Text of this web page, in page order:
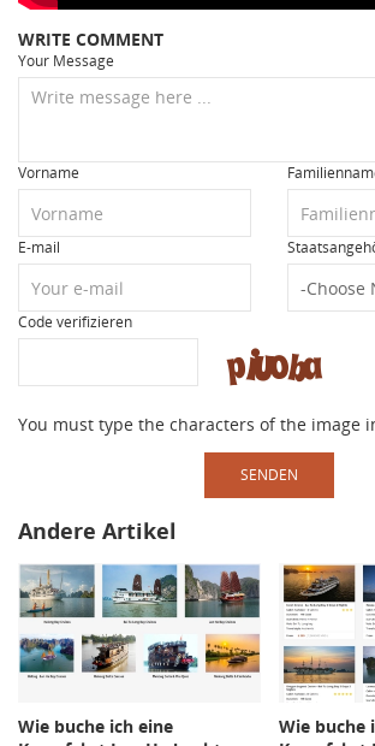
WRITE COMMENT
Your Message
Vorname
E-mail
Code verifizieren
You must type the characters of the image
SENDEN
Andere Artikel
Wie buche ich eine
Wie buche